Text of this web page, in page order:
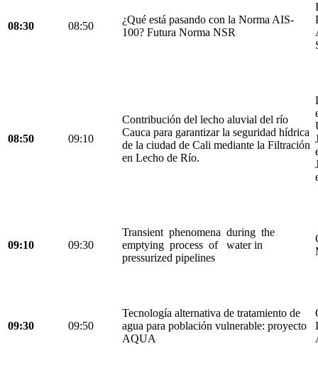
08:30 08:50
¿Qué está pasando con la Norma AIS-
100? Futura Norma NSR
08:50 09:10
Contribución del lecho aluvial del río
Cauca para garantizar la seguridad hídrica
de la ciudad de Cali mediante la Filtración
en Lecho de Río.
09:10 09:30
Transient phenomena during the
emptying process of water in
pressurized pipelines
09:30 09:50
Tecnología alternativa de tratamiento de
agua para población vulnerable: proyecto
AQUA